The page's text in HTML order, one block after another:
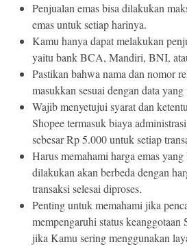
Penjualan emas bisa dilakukan
emas untuk setiap harinya.
Kamu hanya dapat melakukan
yaitu bank BCA, Mandiri, BNI,
Pastikan bahwa nama dan nomor
masukkan sesuai dengan data
Wajib menyetujui syarat dan
Shopee termasuk biaya
sebesar Rp 5.000 untuk setiap
Harus memahami harga emas
dilakukan akan berbeda dengan
transaksi selesai diproses.
Penting untuk memahami jika
mempengaruhi status
jika Kamu sering menggunakan